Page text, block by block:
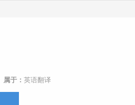
属于： 英语翻译